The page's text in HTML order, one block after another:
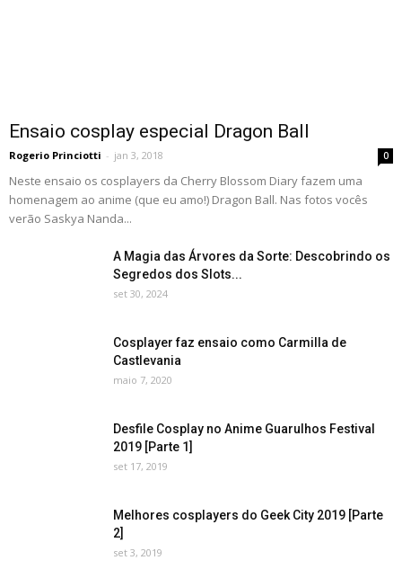
Ensaio cosplay especial Dragon Ball
Rogerio Princiotti - jan 3, 2018 0
Neste ensaio os cosplayers da Cherry Blossom Diary fazem uma
homenagem ao anime (que eu amo!) Dragon Ball. Nas fotos vocês
verão Saskya Nanda...
A Magia das Árvores da Sorte: Descobrindo os
Segredos dos Slots...
set 30, 2024
Cosplayer faz ensaio como Carmilla de
Castlevania
maio 7, 2020
Desfile Cosplay no Anime Guarulhos Festival
2019 [Parte 1]
set 17, 2019
Melhores cosplayers do Geek City 2019 [Parte
2]
set 3, 2019